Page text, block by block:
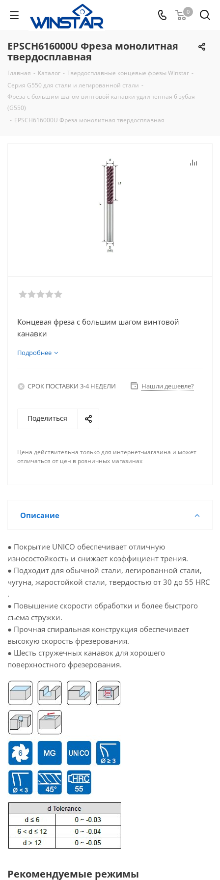
0
EPSCH616000U Фреза монолитная
твердосплавная
Главная - Каталог - Твердосплавные концевые фрезы Winstar -
Серия G550 для стали и легированной стали -
Фреза с большим шагом винтовой канавки удлиненная 6 зубая
(G550)
- EPSCH616000U Фреза монолитная твердосплавная
Концевая фреза с большим шагом винтовой
канавки
Подробнее
СРОК ПОСТАВКИ 3-4 НЕДЕЛИ Нашли дешевле?
Поделиться
Цена действительна только для интернет-магазина и может
отличаться от цен в розничных магазинах
Описание
● Покрытие UNICO обеспечивает отличную
износостойкость и снижает коэффициент трения.
● Подходит для обычной стали, легированной стали,
чугуна, жаростойкой стали, твердостью от 30 до 55 HRC
.
● Повышение скорости обработки и более быстрого
съема стружки.
● Прочная спиральная конструкция обеспечивает
высокую скорость фрезерования.
● Шесть стружечных канавок для хорошего
поверхностного фрезерования.
Рекомендуемые режимы